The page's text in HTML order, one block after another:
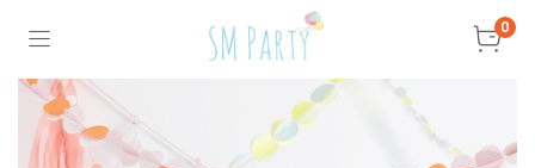
0